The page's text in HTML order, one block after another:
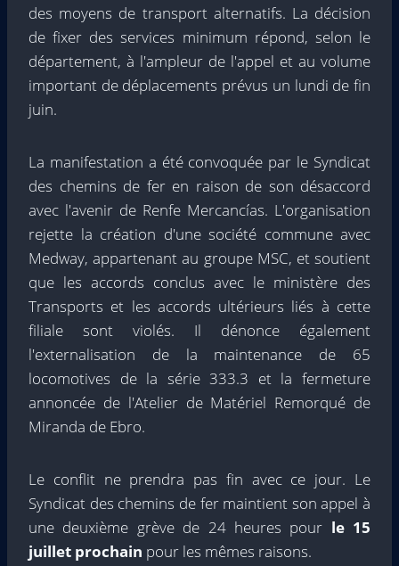
des moyens de transport alternatifs. La décision
de fixer des services minimum répond, selon le
département, à l'ampleur de l'appel et au volume
important de déplacements prévus un lundi de fin
juin.
La manifestation a été convoquée par le Syndicat
des chemins de fer en raison de son désaccord
avec l'avenir de Renfe Mercancías. L'organisation
rejette la création d'une société commune avec
Medway, appartenant au groupe MSC, et soutient
que les accords conclus avec le ministère des
Transports et les accords ultérieurs liés à cette
filiale sont violés. Il dénonce également
l'externalisation de la maintenance de 65
locomotives de la série 333.3 et la fermeture
annoncée de l'Atelier de Matériel Remorqué de
Miranda de Ebro.
Le conflit ne prendra pas fin avec ce jour. Le
Syndicat des chemins de fer maintient son appel à
une deuxième grève de 24 heures pour le 15
juillet prochain pour les mêmes raisons.